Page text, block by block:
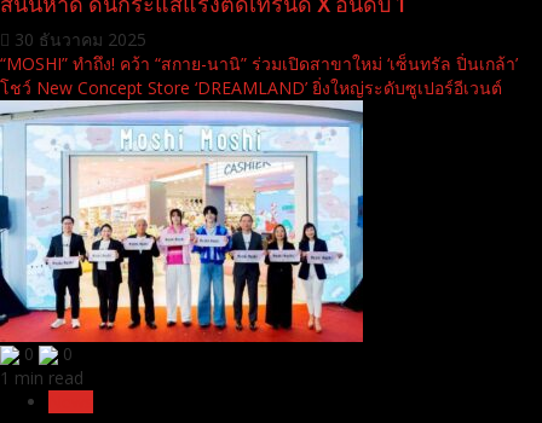
30 ธันวาคม 2025
“MOSHI” ทำถึง! คว้า “สกาย-นานิ” ร่วมเปิดสาขาใหม่ ‘เซ็นทรัล ปิ่นเกล้า’
โชว์ New Concept Store ‘DREAMLAND’ ยิ่งใหญ่ระดับซูเปอร์อีเวนต์
0
0
1 min read